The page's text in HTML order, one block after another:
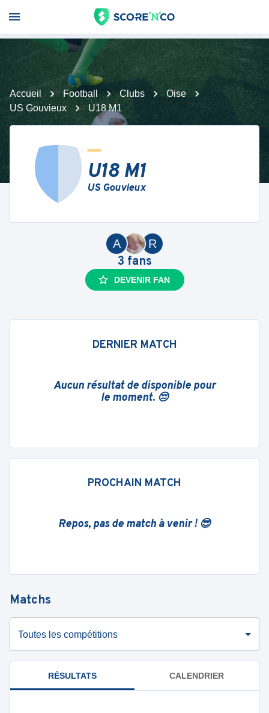
Accueil Football Clubs
Oise
US Gouvieux
U18 M1
U18 M1
US Gouvieux
R
A
3 fans
DEVENIR FAN
DERNIER MATCH
Aucun résultat de disponible pour
le moment. 😔
PROCHAIN MATCH
Repos, pas de match à venir ! 😎
Matchs
Toutes les compétitions
RÉSULTATS CALENDRIER